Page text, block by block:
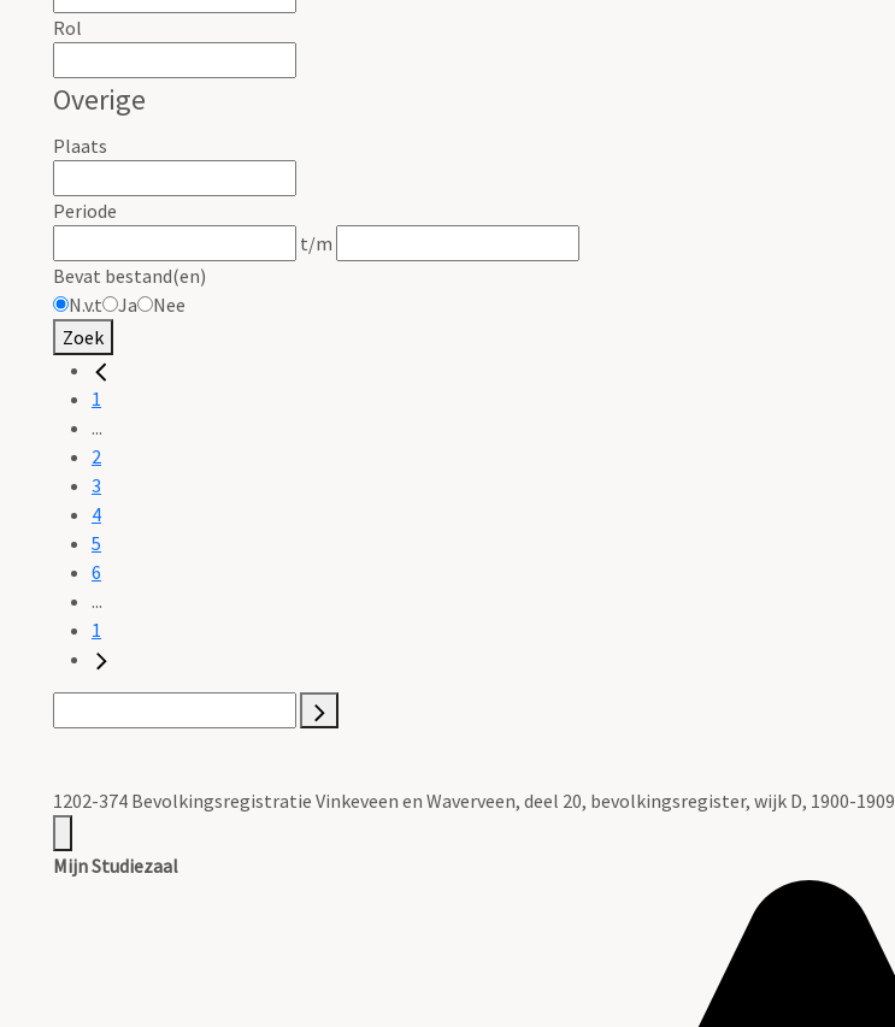
Rol
Overige
Plaats
Periode
t/m
Bevat bestand(en)
N.v.t
Ja
Nee
Zoek
1
...
2
3
4
5
6
...
1
1202-374 Bevolkingsregistratie Vinkeveen en Waverveen, deel 20, bevolkingsregister, wijk D, 1900-1909
Mijn Studiezaal